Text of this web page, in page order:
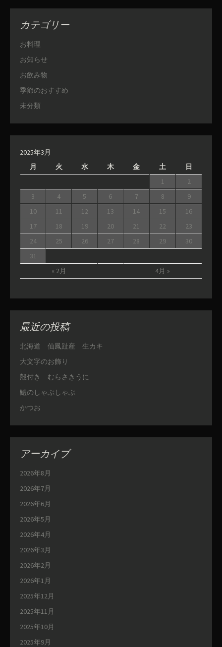
カテゴリー
お料理
お知らせ
お飲み物
季節のおすすめ
未分類
2025年3月
月
火 水 木 金 土 日
« 2月 4月 »
1
2
3
4 5 6 7 8
9
10
11 12 13 14 15
16
17
18 19 20 21 22
23
24
25 26 27 28 29
30
31
最近の投稿
北海道 仙鳳趾産 生カキ
大文字のお飾り
殻付き むらさきうに
鱧のしゃぶしゃぶ
かつお
アーカイブ
2026年8月
2026年7月
2026年6月
2026年5月
2026年4月
2026年3月
2026年2月
2026年1月
2025年12月
2025年11月
2025年10月
2025年9月